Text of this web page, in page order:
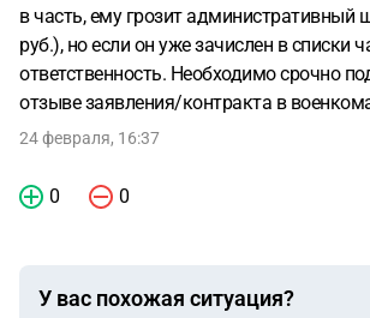
в часть, ему грозит административный
руб.), но если он уже зачислен в списки
ответственность. Необходимо срочно
отзыве заявления/контракта в
24 февраля, 16:37
0 0
У вас похожая ситуация?